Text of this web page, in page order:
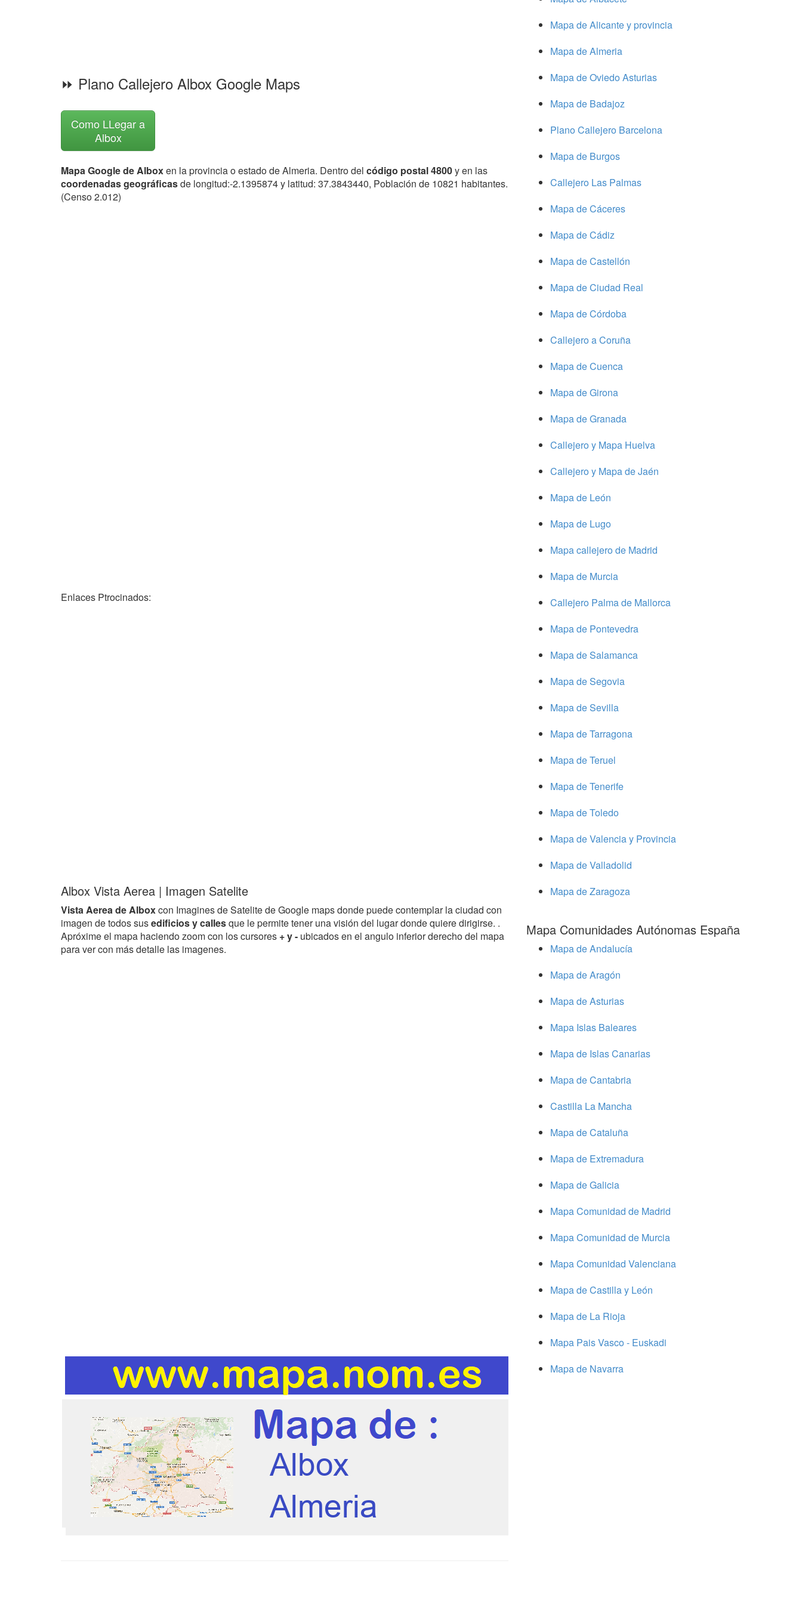
⏩ Plano Callejero Albox Google Maps
Como LLegar a
Albox
Mapa Google de Alboxen la provincia o estado de Almeria. Dentro del código postal 4800y en las
coordenadas geográficasde longitud:-2.1395874 y latitud: 37.3843440, Población de 10821 habitantes.
(Censo 2.012)
Enlaces Ptrocinados:
Albox Vista Aerea | Imagen Satelite
Vista Aerea de Alboxcon Imagines de Satelite de Google maps donde puede contemplar la ciudad con
imagen de todos susedificios y callesque le permite tener una visión del lugar donde quiere dirigirse. .
Apróxime el mapa haciendo zoom con los cursores + y - ubicados en el angulo inferior derecho del mapa
para ver con más detalle las imagenes.
Mapa de Alicante y provincia
Mapa de Almeria
Mapa de Oviedo Asturias
Mapa de Badajoz
Plano Callejero Barcelona
Mapa de Burgos
Callejero Las Palmas
Mapa de Cáceres
Mapa de Cádiz
Mapa de Castellón
Mapa de Ciudad Real
Mapa de Córdoba
Callejero a Coruña
Mapa de Cuenca
Mapa de Girona
Mapa de Granada
Callejero y Mapa Huelva
Callejero y Mapa de Jaén
Mapa de León
Mapa de Lugo
Mapa callejero de Madrid
Mapa de Murcia
Callejero Palma de Mallorca
Mapa de Pontevedra
Mapa de Salamanca
Mapa de Segovia
Mapa de Sevilla
Mapa de Tarragona
Mapa de Teruel
Mapa de Tenerife
Mapa de Toledo
Mapa de Valencia y Provincia
Mapa de Valladolid
Mapa de Zaragoza
Mapa Comunidades Autónomas España
Mapa de Andalucía
Mapa de Aragón
Mapa de Asturias
Mapa Islas Baleares
Mapa de Islas Canarias
Mapa de Cantabria
Castilla La Mancha
Mapa de Cataluña
Mapa de Extremadura
Mapa de Galicia
Mapa Comunidad de Madrid
Mapa Comunidad de Murcia
Mapa Comunidad Valenciana
Mapa de Castilla y León
Mapa de La Rioja
Mapa Pais Vasco - Euskadi
Mapa de Navarra